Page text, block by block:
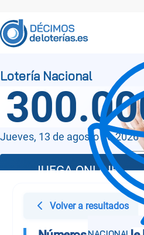
Volver a resultados
Jueves, 13 de agosto de 2026
JUEGA ONLINE